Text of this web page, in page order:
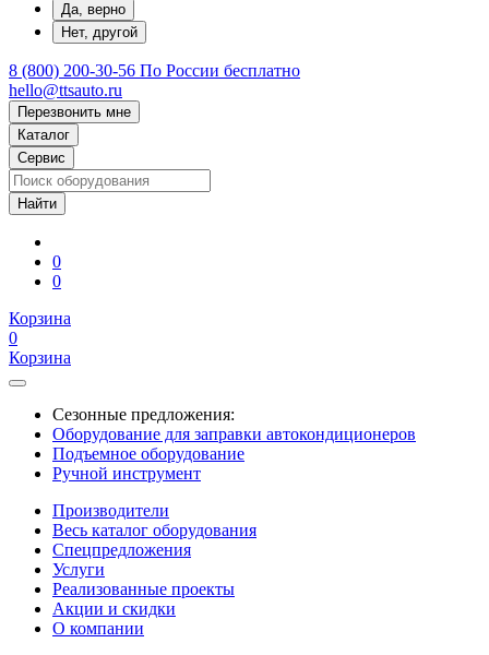
Да, верно
Нет, другой
8 (800) 200-30-56 По России бесплатно
hello@ttsauto.ru
Перезвонить мне
Каталог
Сервис
0
0
Корзина
0
Корзина
Сезонные предложения:
Оборудование для заправки автокондиционеров
Подъемное оборудование
Ручной инструмент
Производители
Весь каталог оборудования
Спецпредложения
Услуги
Реализованные проекты
Акции и скидки
О компании